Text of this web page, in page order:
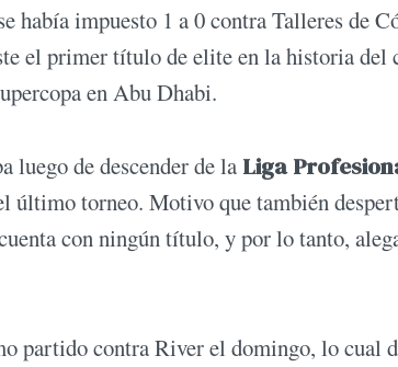
había impuesto 1 a 0 contra Talleres de
el primer título de elite en la historia del
en Abu Dhabi.
luego de descender de la Liga
último torneo. Motivo que también
con ningún título, y por lo tanto,
partido contra River el domingo, lo cual